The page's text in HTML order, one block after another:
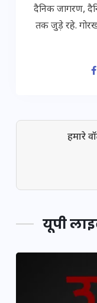
दैनिक जागरण,
तक जुड़े रहे.
हमारे
यूपी